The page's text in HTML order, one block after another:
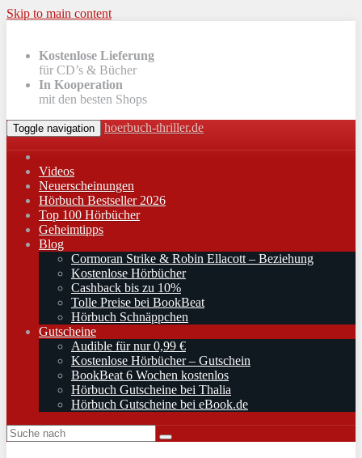
Skip to main content
Kostenlose Lieferung
für CD’s & Bücher
In Kooperation
mit den besten Shops
Toggle navigation hoerbuch-thriller.de
Videos
Neuerscheinungen
Hörbuch Bestseller 2026
Top 100 Hörbücher
Geheimtipps
Blog
Cormoran Strike & Robin Ellacott – Beziehung
Kostenlose Hörbücher
Cashback bis zu 10%
Tolle Preise bei BookBeat
Hörbuch Schnäppchen
Gutscheine
Audible für nur 0,99 €
Kostenlose Hörbücher – Gutschein
BookBeat 6 Wochen kostenlos
Hörbuch Gutscheine bei Thalia
Hörbuch Gutscheine bei eBook.de